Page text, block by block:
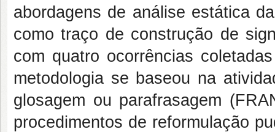
abordagens de análise estática
como traço de construção de
com quatro ocorrências
metodologia se baseou na
glosagem ou parafrasagem
procedimentos de reformulação